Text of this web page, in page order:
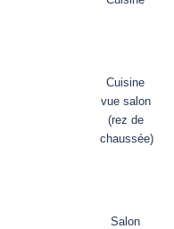
Cuisine
vue salon
(rez de
chaussée)
Salon